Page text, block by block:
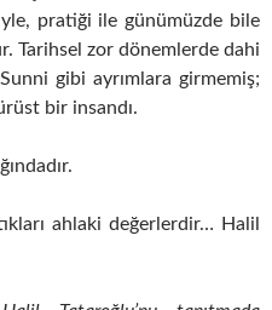
pratiği ile günümüzde bile
Tarihsel zor dönemlerde dahi
gibi ayrımlara girmemiş;
bir insandı.
ahlaki değerlerdir… Halil